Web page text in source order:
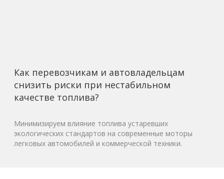
Как перевозчикам и автовладельцам
снизить риски при нестабильном
качестве топлива?
Минимизируем влияние топлива устаревших
экологических стандартов на современные моторы
легковых автомобилей и коммерческой техники.